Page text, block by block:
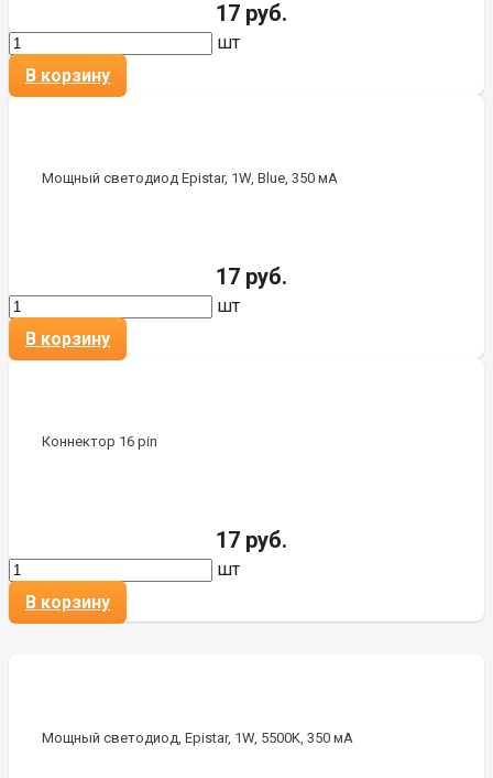
17 руб.
шт
В корзину
Мощный светодиод Epistar, 1W, Blue, 350 мА
17 руб.
шт
В корзину
Коннектор 16 pin
17 руб.
шт
В корзину
Мощный светодиод, Epistar, 1W, 5500K, 350 мА